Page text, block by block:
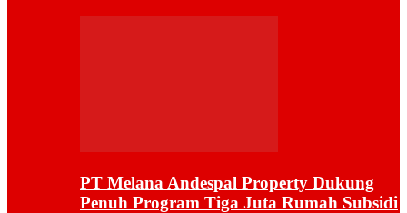
PT Melana Andespal Property Dukung
Penuh Program Tiga Juta Rumah Subsidi